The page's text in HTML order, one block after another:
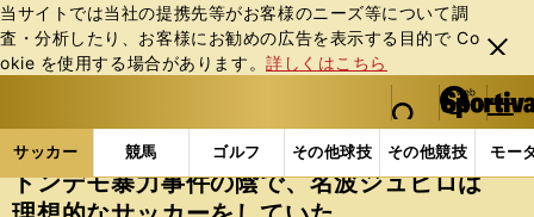
当サイトでは当社の提携先等がお客様のニーズ等について調
査・分析したり、お客様にお勧めの広告を表⽰する⽬的で Co
okie を使⽤する場合があります。詳しくはこちら
閉じ
る
web Sportiva (webスポルティーバ)
検索
マイペ
ー
ジ
メニュ
サッカー 競馬 ゴルフ その他球技 その他競技 モー
ス
ポ
サッカーの記事一覧 Jリーグ他 Jリーグ トンデ
トンデモ暴力事件の陰で、名波ジュビロは